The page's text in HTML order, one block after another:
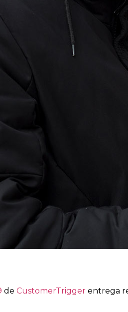
de CustomerTrigger entrega